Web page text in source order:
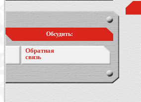
Обсудить:
Обратная
связь